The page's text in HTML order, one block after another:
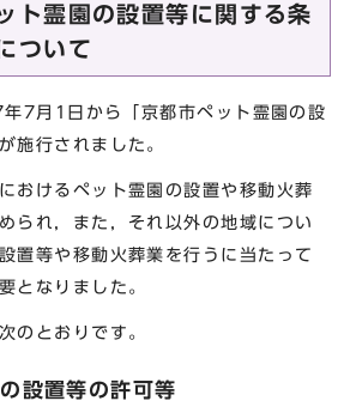
ト霊園の設置等に関する条
ついて
7月1日から「京都市ペット霊園の設
施行されました。
おけるペット霊園の設置や移動火葬
られ，また，それ以外の地域につい
置等や移動火葬業を行うに当たって
となりました。
のとおりです。
設置等の許可等